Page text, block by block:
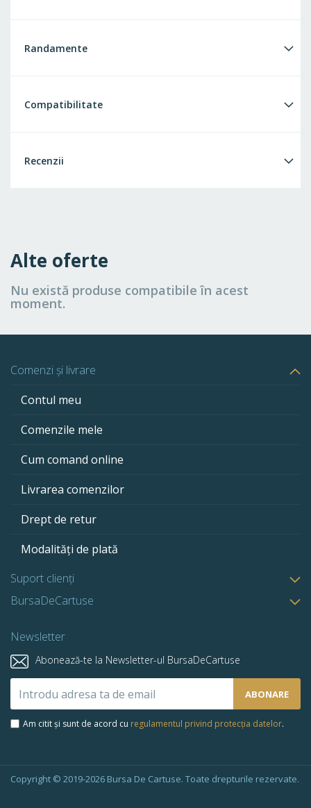
Randamente
Compatibilitate
Recenzii
Alte oferte
Nu există produse compatibile în acest
moment.
Comenzi și livrare
Contul meu
Comenzile mele
Cum comand online
Livrarea comenzilor
Drept de retur
Modalități de plată
Suport clienți
BursaDeCartuse
Newsletter
Abonează-te la Newsletter-ul BursaDeCartuse
la
newsletter-
ABONARE
Am citit și sunt de acord cu regulamentul privind protecția datelor.
Copyright © 2019-2026 Bursa De Cartuse. Toate drepturile rezervate.